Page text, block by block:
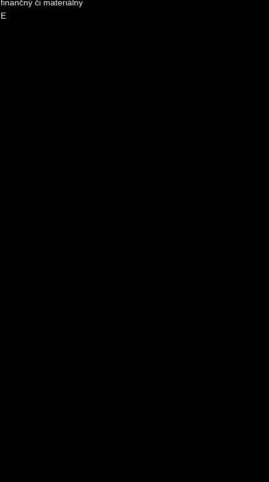
či materiálny